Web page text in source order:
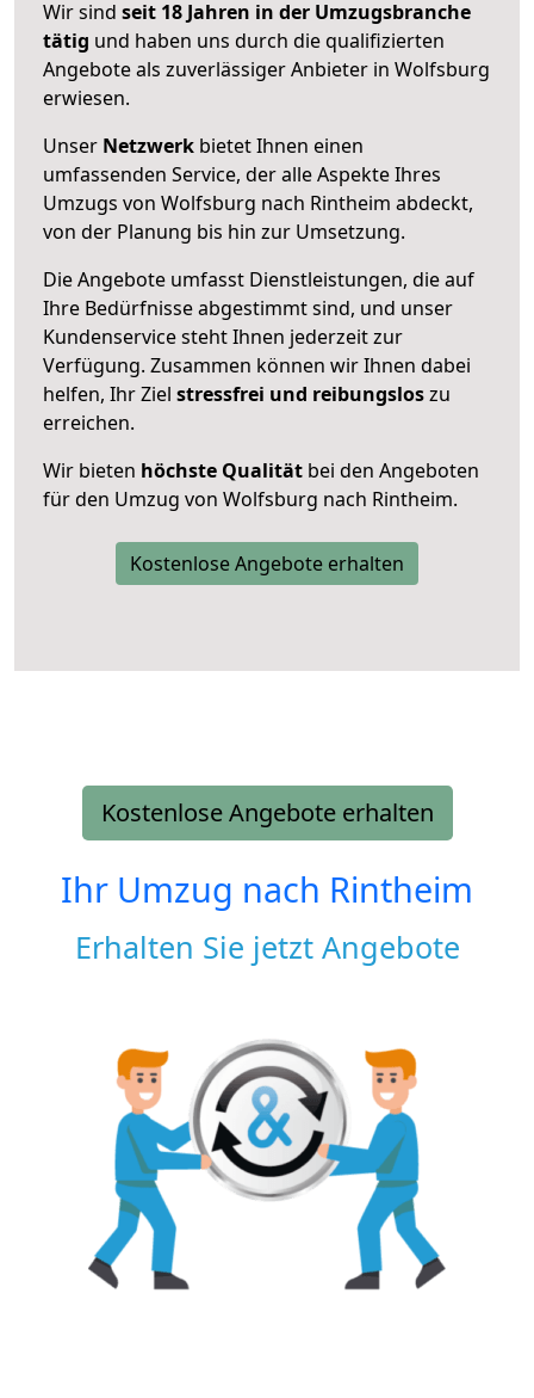
Wir sind seit 18 Jahren in der Umzugsbranche
tätig und haben uns durch die qualifizierten
Angebote als zuverlässiger Anbieter in Wolfsburg
erwiesen.
Unser Netzwerk bietet Ihnen einen
umfassenden Service, der alle Aspekte Ihres
Umzugs von Wolfsburg nach Rintheim abdeckt,
von der Planung bis hin zur Umsetzung.
Die Angebote umfasst Dienstleistungen, die auf
Ihre Bedürfnisse abgestimmt sind, und unser
Kundenservice steht Ihnen jederzeit zur
Verfügung. Zusammen können wir Ihnen dabei
helfen, Ihr Ziel stressfrei und reibungsloszu
erreichen.
Wir bieten höchste Qualität bei den Angeboten
für den Umzug von Wolfsburg nach Rintheim.
Kostenlose Angebote erhalten
Kostenlose Angebote erhalten
Ihr Umzug nach Rintheim
Erhalten Sie jetzt Angebote